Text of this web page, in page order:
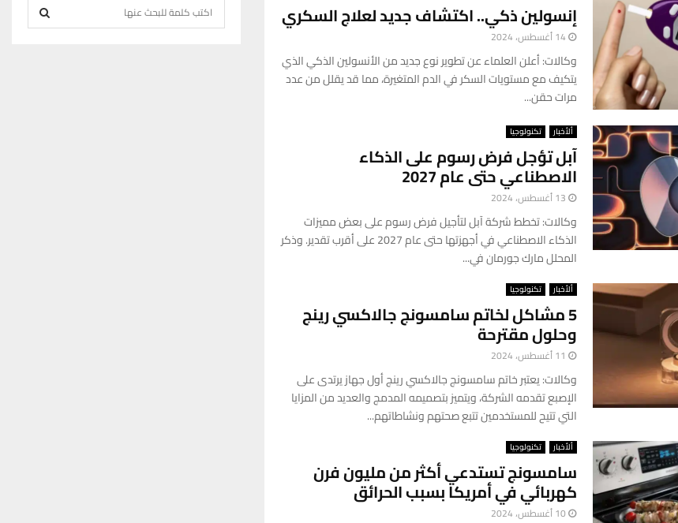
إنسولين ذكي.. اكتشاف جديد لعلاج السكري
14 أغسطس، 2024
وكالات: أعلن العلماء عن تطوير نوع جديد من الأنسولين الذكي الذي
يتكيف مع مستويات السكر في الدم المتغيرة، مما قد يقلل من عدد
مرات حقن...
ألأخبار تكنولوجيا
آبل تؤجل فرض رسوم على الذكاء
الاصطناعي حتى عام 2027
13 أغسطس، 2024
وكالات: تخطط شركة آبل لتأجيل فرض رسوم على بعض مميزات
الذكاء الاصطناعي في أجهزتها حتى عام 2027 على أقرب تقدير. وذكر
المحلل مارك جورمان في...
ألأخبار تكنولوجيا
5 مشاكل لخاتم سامسونج جالاكسي رينج
وحلول مقترحة
11 أغسطس، 2024
وكالات: يعتبر خاتم سامسونج جالاكسي رينج أول جهاز يرتدى على
الإصبع تقدمه الشركة، ويتميز بتصميمه المدمج والعديد من المزايا
التي تتيح للمستخدمين تتبع صحتهم ونشاطاتهم...
ألأخبار تكنولوجيا
سامسونج تستدعي أكثر من مليون فرن
كهربائي في أمريكا بسبب الحرائق
10 أغسطس، 2024
e